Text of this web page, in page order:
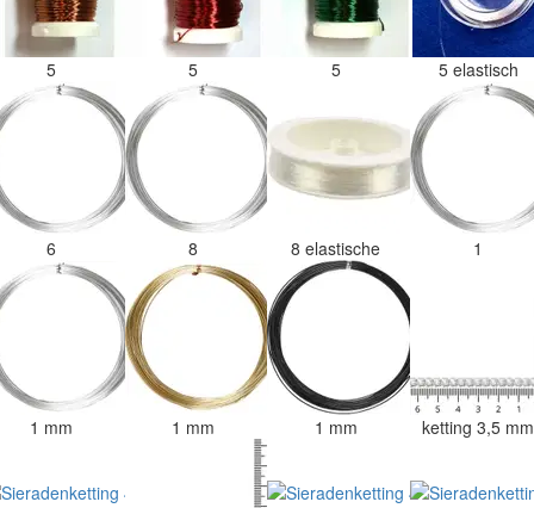
5 5 5 5 elastisch
6 8 8 elastische 1
1 mm 1 mm 1 mm ketting 3,5